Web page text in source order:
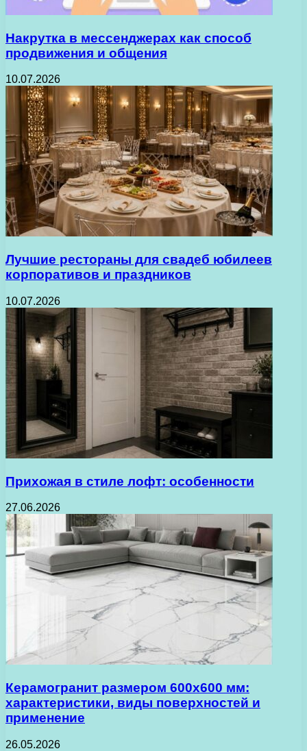
Накрутка в мессенджерах как способ
продвижения и общения
10.07.2026
Лучшие рестораны для свадеб юбилеев
корпоративов и праздников
10.07.2026
Прихожая в стиле лофт: особенности
27.06.2026
Керамогранит размером 600х600 мм:
характеристики, виды поверхностей и
применение
26.05.2026